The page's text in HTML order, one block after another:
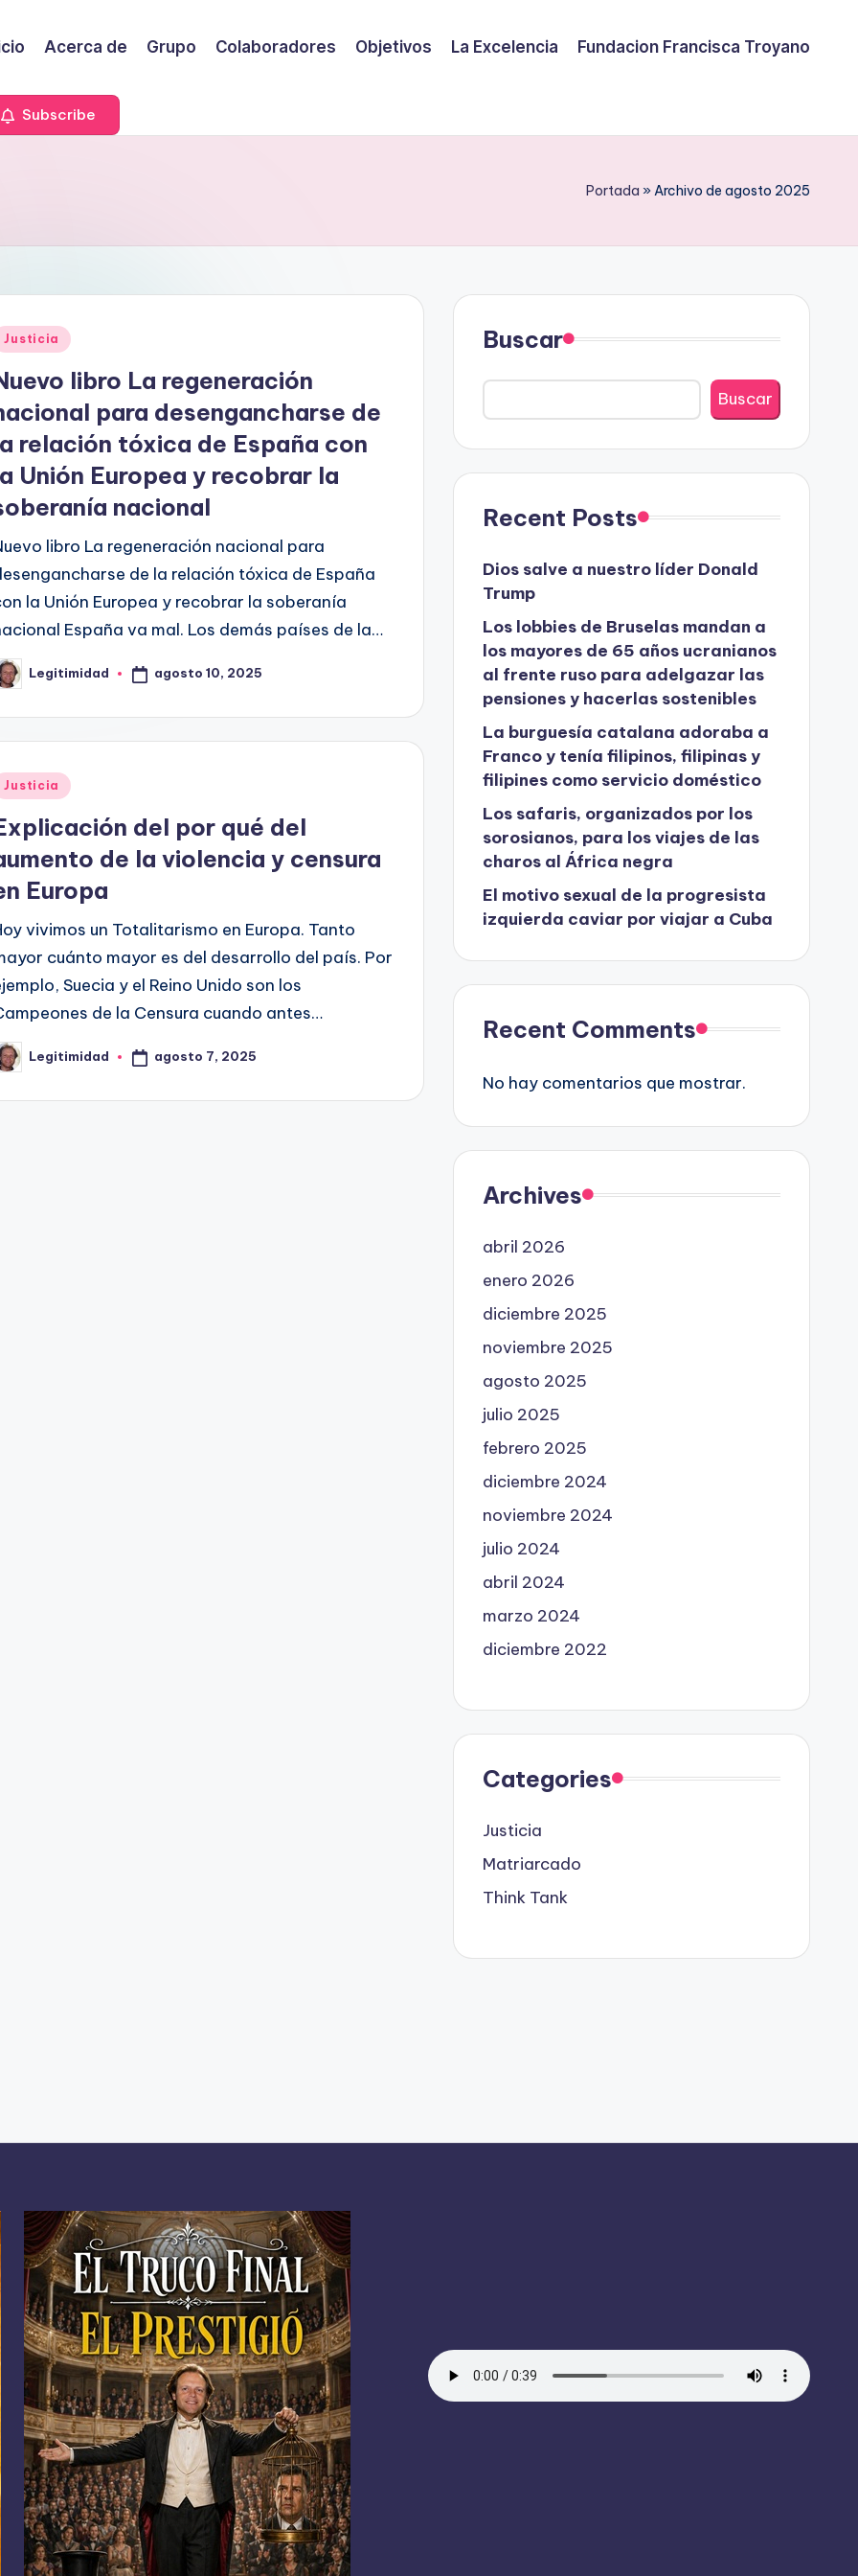
Acerca de Grupo Colaboradores Objetivos La Excelencia Fundacion Francisca Troyano
Subscribe
Portada »Archivo de agosto 2025
Justicia
libro La regeneración
para desengancharse de
relación tóxica de España con
Unión Europea y recobrar la
nacional
libro La regeneración nacional para
de la relación tóxica de España
la Unión Europea y recobrar la soberanía
España va mal. Los demás países de la…
Legitimidad agosto 10, 2025
Justicia
del por qué del
de la violencia y censura
Europa
vivimos un Totalitarismo en Europa. Tanto
cuánto mayor es del desarrollo del país. Por
Suecia y el Reino Unido son los
de la Censura cuando antes…
Legitimidad agosto 7, 2025
Buscar
Buscar
Recent Posts
Dios salve a nuestro líder Donald
Trump
Los lobbies de Bruselas mandan a
los mayores de 65 años ucranianos
al frente ruso para adelgazar las
pensiones y hacerlas sostenibles
La burguesía catalana adoraba a
Franco y tenía filipinos, filipinas y
filipines como servicio doméstico
Los safaris, organizados por los
sorosianos, para los viajes de las
charos al África negra
El motivo sexual de la progresista
izquierda caviar por viajar a Cuba
Recent Comments
No hay comentarios que mostrar.
Archives
abril 2026
enero 2026
diciembre 2025
noviembre 2025
agosto 2025
julio 2025
febrero 2025
diciembre 2024
noviembre 2024
julio 2024
abril 2024
marzo 2024
diciembre 2022
Categories
Justicia
Matriarcado
Think Tank